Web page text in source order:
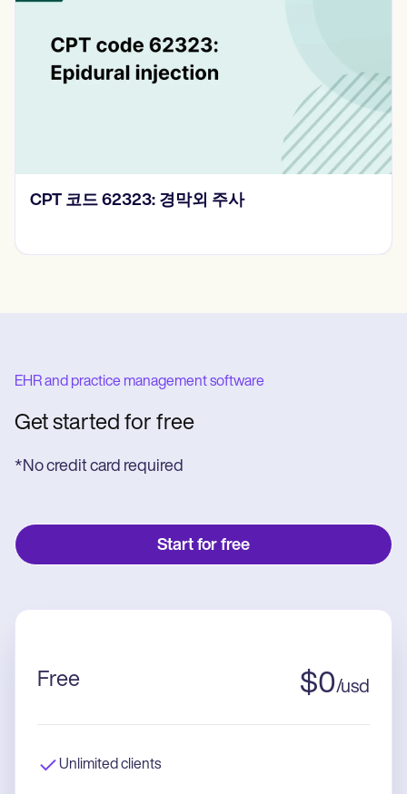
CPT 코드 62323: 경막외 주사
EHR and practice management software
Get started for free
*No credit card required
Start for free
Free $0/usd
Unlimited clients